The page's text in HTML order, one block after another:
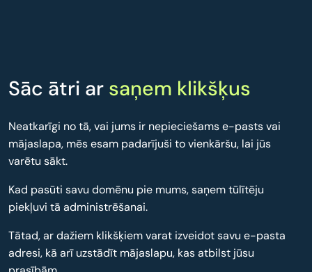
Sāc ātri ar saņem klikšķus
Neatkarīgi no tā, vai jums ir nepieciešams e-pasts vai
mājaslapa, mēs esam padarījuši to vienkāršu, lai jūs
varētu sākt.
Kad pasūti savu domēnu pie mums, saņem tūlītēju
piekļuvi tā administrēšanai.
Tātad, ar dažiem klikšķiem varat izveidot savu e-pasta
adresi, kā arī uzstādīt mājaslapu, kas atbilst jūsu